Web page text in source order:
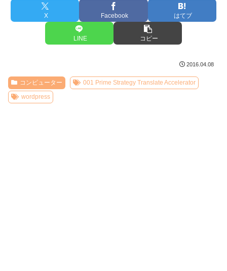
X Facebook はてブ
LINE コピー
2016.04.08
コンピューター
001 Prime Strategy Translate Accelerator
wordpress